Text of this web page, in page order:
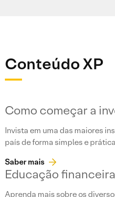
Conteúdo XP
Como começar a
Invista em uma das maiores
país de forma simples e
Saber mais
Educação financeira
Aprenda mais sobre os